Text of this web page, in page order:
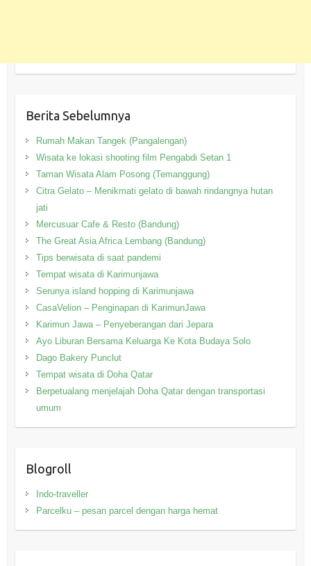
Berita Sebelumnya
Rumah Makan Tangek (Pangalengan)
Wisata ke lokasi shooting film Pengabdi Setan 1
Taman Wisata Alam Posong (Temanggung)
Citra Gelato – Menikmati gelato di bawah rindangnya hutan
jati
Mercusuar Cafe & Resto (Bandung)
The Great Asia Africa Lembang (Bandung)
Tips berwisata di saat pandemi
Tempat wisata di Karimunjawa
Serunya island hopping di Karimunjawa
CasaVelion – Penginapan di KarimunJawa
Karimun Jawa – Penyeberangan dari Jepara
Ayo Liburan Bersama Keluarga Ke Kota Budaya Solo
Dago Bakery Punclut
Tempat wisata di Doha Qatar
Berpetualang menjelajah Doha Qatar dengan transportasi
umum
Blogroll
Indo-traveller
Parcelku – pesan parcel dengan harga hemat